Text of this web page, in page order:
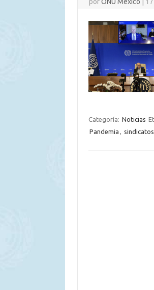
Categoría: Noticias
Pandemia , sindicatos